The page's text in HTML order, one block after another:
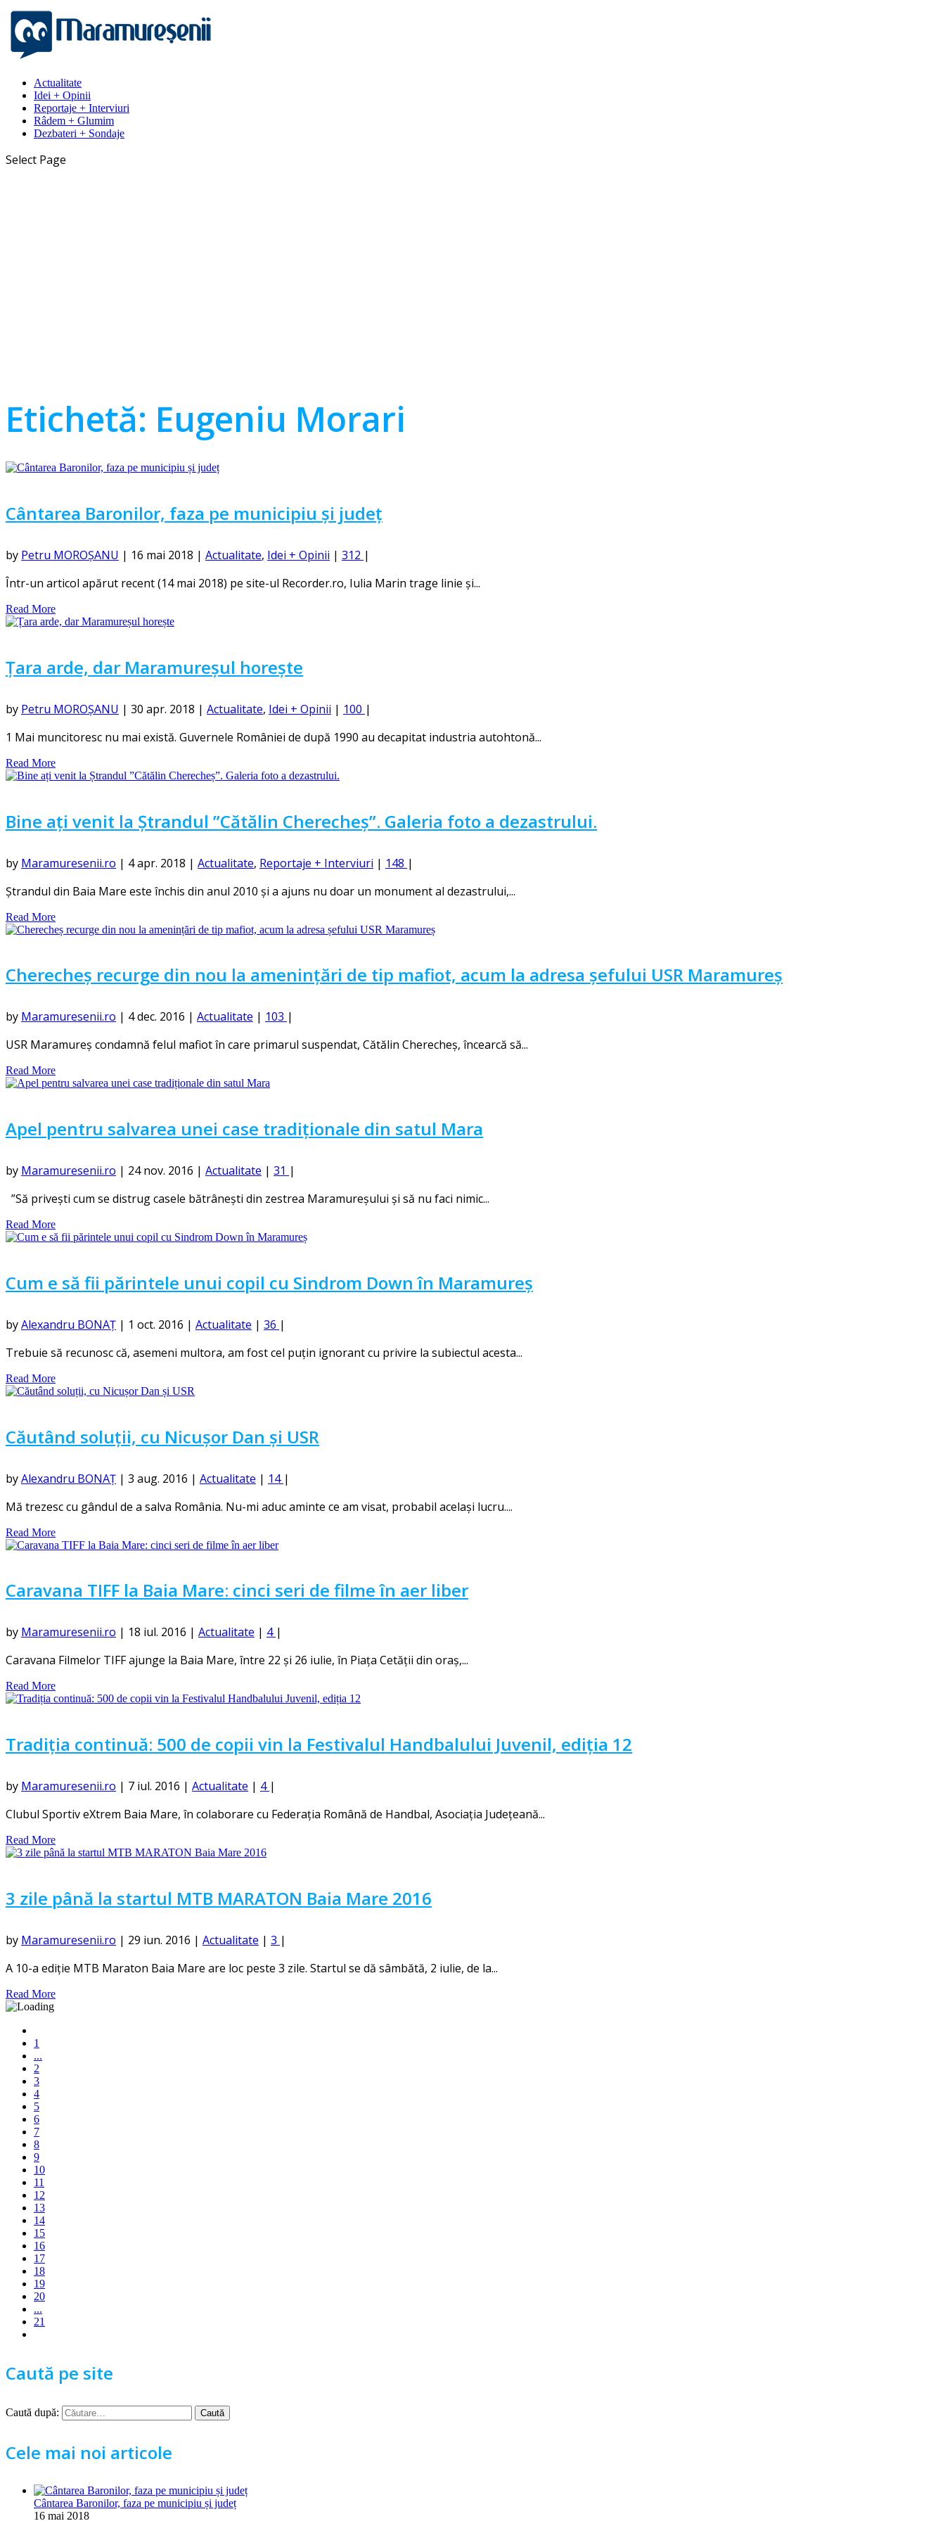
Actualitate
Idei + Opinii
Reportaje + Interviuri
Râdem + Glumim
Dezbateri + Sondaje
Select Page
Etichetă: Eugeniu Morari
Cântarea Baronilor, faza pe municipiu și județ
by Petru MOROȘANU | 16 mai 2018 | Actualitate, Idei + Opinii | 312 |
Într-un articol apărut recent (14 mai 2018) pe site-ul Recorder.ro, Iulia Marin trage linie și...
Read More
Țara arde, dar Maramureșul horește
by Petru MOROȘANU | 30 apr. 2018 | Actualitate, Idei + Opinii | 100 |
1 Mai muncitoresc nu mai există. Guvernele României de după 1990 au decapitat industria autohtonă...
Read More
Bine ați venit la Ștrandul ”Cătălin Cherecheș”. Galeria foto a dezastrului.
by Maramuresenii.ro | 4 apr. 2018 | Actualitate, Reportaje + Interviuri | 148 |
Ștrandul din Baia Mare este închis din anul 2010 și a ajuns nu doar un monument al dezastrului,...
Read More
Cherecheș recurge din nou la amenințări de tip mafiot, acum la adresa șefului USR Maramureș
by Maramuresenii.ro | 4 dec. 2016 | Actualitate | 103 |
USR Maramureş condamnă felul mafiot în care primarul suspendat, Cătălin Cherecheş, încearcă să...
Read More
Apel pentru salvarea unei case tradiționale din satul Mara
by Maramuresenii.ro | 24 nov. 2016 | Actualitate | 31 |
”Să privești cum se distrug casele bătrânești din zestrea Maramureșului și să nu faci nimic...
Read More
Cum e să fii părintele unui copil cu Sindrom Down în Maramureș
byAlexandru BONAȚ | 1 oct. 2016 | Actualitate | 36 |
Trebuie să recunosc că, asemeni multora, am fost cel puțin ignorant cu privire la subiectul acesta...
Read More
Căutând soluții, cu Nicușor Dan și USR
byAlexandru BONAȚ | 3 aug. 2016 | Actualitate | 14 |
Mă trezesc cu gândul de a salva România. Nu-mi aduc aminte ce am visat, probabil același lucru....
Read More
Caravana TIFF la Baia Mare: cinci seri de filme în aer liber
by Maramuresenii.ro | 18 iul. 2016 | Actualitate | 4 |
Caravana Filmelor TIFF ajunge la Baia Mare, între 22 și 26 iulie, în Piața Cetății din oraș,...
Read More
Tradiția continuă: 500 de copii vin la Festivalul Handbalului Juvenil, ediția 12
by Maramuresenii.ro | 7 iul. 2016 | Actualitate | 4 |
Clubul Sportiv eXtrem Baia Mare, în colaborare cu Federația Română de Handbal, Asociația Județeană...
Read More
3 zile până la startul MTB MARATON Baia Mare 2016
by Maramuresenii.ro | 29 iun. 2016 | Actualitate | 3 |
A 10-a ediție MTB Maraton Baia Mare are loc peste 3 zile. Startul se dă sâmbătă, 2 iulie, de la...
Read More
1
...
2
3
4
5
6
7
8
9
10
11
12
13
14
15
16
17
18
19
20
...
21
Caută pe site
Caută după:
Cele mai noi articole
Cântarea Baronilor, faza pe municipiu și județ
16 mai 2018